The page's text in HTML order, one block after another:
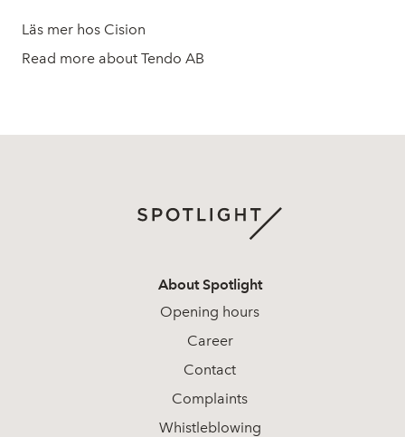
Läs mer hos Cision
Read more about Tendo AB
About Spotlight
Opening hours
Career
Contact
Complaints
Whistleblowing